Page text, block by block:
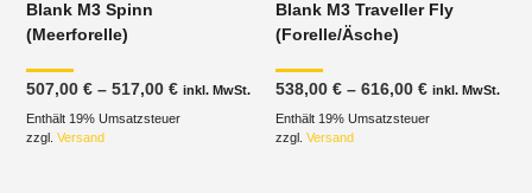
Blank M3 Spinn
(Meerforelle)
507,00€ –517,00€Preisspanne:
bis
inkl. MwSt.
Enthält 19% Umsatzsteuer
zzgl.Versand
Blank M3 Traveller Fly
(Forelle/Äsche)
538,00€ –616,00€
bis
inkl. MwSt.
Enthält 19% Umsatzsteuer
zzgl.Versand